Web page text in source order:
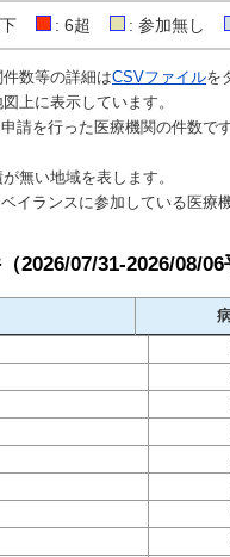
: 6超 : 参加無し
数等の詳細はCSVファイルを
上に表示しています。
請を行った医療機関の件数です
無い地域を表します。
イランスに参加している医療
（2026/07/31-2026/08/06